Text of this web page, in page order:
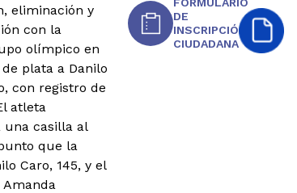
eliminación y
con la
olímpico en
plata a Danilo
con registro de
atleta
una casilla al
que la
Caro, 145, y el
DE
INSCRIPCIÓN
CIUDADANA